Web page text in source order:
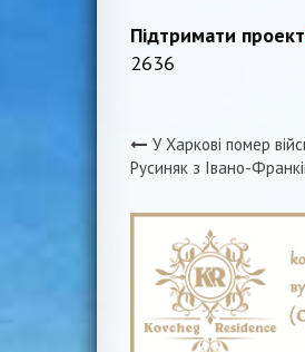
Підтримати проект
2636
записів
У Харкові помер
Русиняк з Івано-